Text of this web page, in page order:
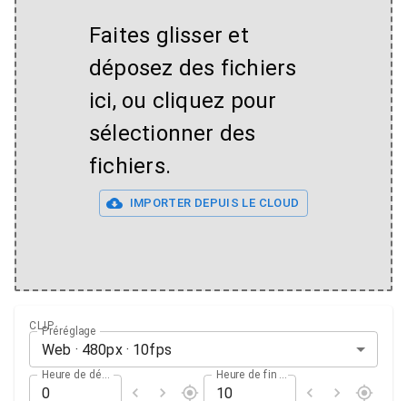
Faites glisser et
déposez des fichiers
ici, ou cliquez pour
sélectionner des
fichiers.
IMPORTER DEPUIS LE CLOUD
CLIPPréréglage
Web · 480px · 10fps